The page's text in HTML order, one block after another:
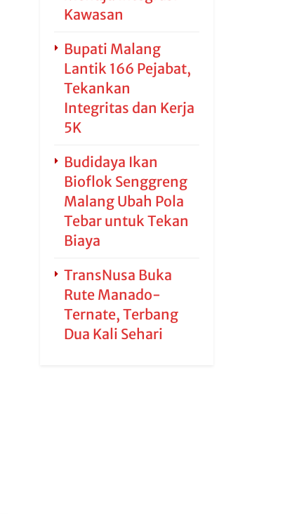
Kawasan
Bupati Malang
Lantik 166 Pejabat,
Tekankan
Integritas dan Kerja
5K
Budidaya Ikan
Bioflok Senggreng
Malang Ubah Pola
Tebar untuk Tekan
Biaya
TransNusa Buka
Rute Manado-
Ternate, Terbang
Dua Kali Sehari